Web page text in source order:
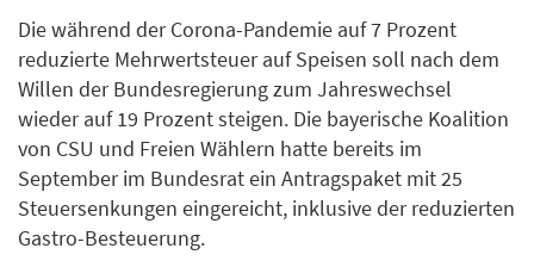
Die während der Corona-Pandemie auf 7 Prozent
reduzierte Mehrwertsteuer auf Speisen soll nach dem
Willen der Bundesregierung zum Jahreswechsel
wieder auf 19 Prozent steigen. Die bayerische Koalition
von CSU und Freien Wählern hatte bereits im
September im Bundesrat ein Antragspaket mit 25
Steuersenkungen eingereicht, inklusive der reduzierten
Gastro-Besteuerung.